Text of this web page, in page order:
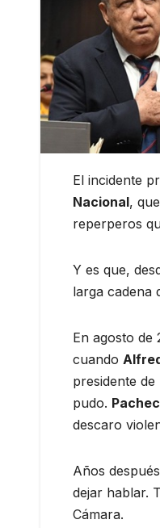
El incidente
Nacional,
reperperos
Y es que,
larga cadena
En agosto de
cuando
presidente
pudo.
descaro
Años
dejar hablar.
Cámara.